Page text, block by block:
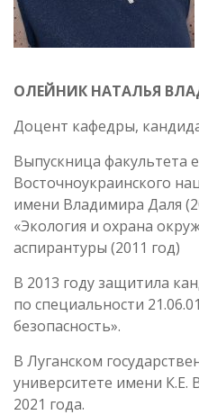
ОЛЕЙНИК НАТАЛЬЯ
Доцент кафедры,
Выпускница факультета
Восточноукраинского
имени Владимира Даля
«Экология и охрана
аспирантуры (2011 год)
В 2013 году защитила
по специальности
безопасность».
В Луганском
университете имени К.Е.
2021 года.